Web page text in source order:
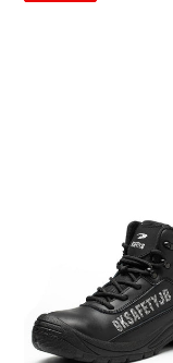
JBZS013